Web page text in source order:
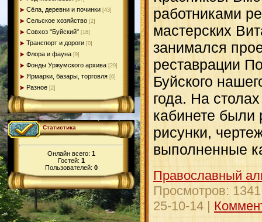
Сёла, деревни и починки [43]
Сельское хозяйство [2]
Совхоз "Буйский" [16]
Транспорт и дороги [0]
Флора и фауна [9]
Фонды Уржумского архива [29]
Ярмарки, базары, торговля [6]
Разное [2]
Статистика
Онлайн всего: 1
Гостей: 1
Пользователей: 0
работниками
мастерских
занимался
реставрации
Буйского
года. На
кабинете были
рисунки,
выполненные
Православный
Просмотров: 1341
25-10-14 |